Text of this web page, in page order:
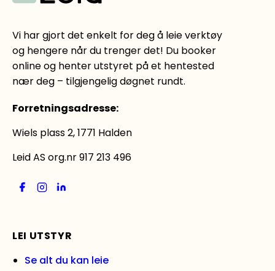
Vi har gjort det enkelt for deg å leie verktøy
og hengere når du trenger det! Du booker
online og henter utstyret på et hentested
nær deg – tilgjengelig døgnet rundt.
Forretningsadresse:
Wiels plass 2, 1771 Halden
Leid AS org.nr 917 213 496
LEI UTSTYR
Se alt du kan leie